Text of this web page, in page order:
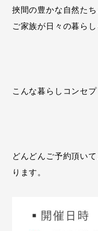
挾間の豊かな自然た
ご家族が日々の暮ら
こんな暮らしコンセ
どんどんご予約頂い
ります。